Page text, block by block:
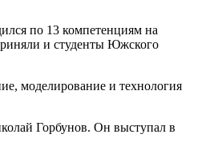
по 13 компетенциям на
и студенты Южского
моделирование и технология
Горбунов. Он выступал в